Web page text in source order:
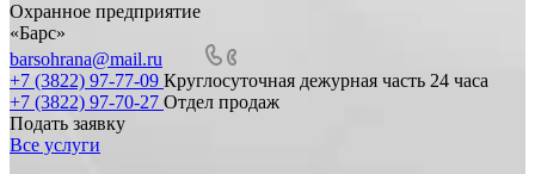
Охранное предприятие
«Барс»
barsohrana@mail.ru
+7 (3822) 97-77-09 Круглосуточная дежурная часть 24 часа
+7 (3822) 97-70-27 Отдел продаж
Подать заявку
Все услуги